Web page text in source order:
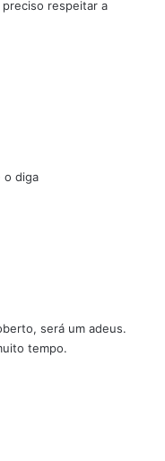
preciso respeitar a
o diga
será um adeus.
tempo.